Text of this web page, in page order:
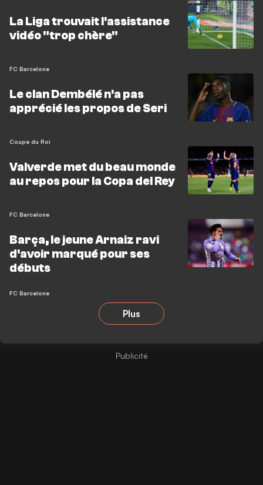
La Liga trouvait l'assistance
vidéo "trop chère"
FC Barcelone
Le clan Dembélé n'a pas
apprécié les propos de Seri
Coupe du Roi
Valverde met du beau monde
au repos pour la Copa del Rey
FC Barcelone
Barça, le jeune Arnaiz ravi
d'avoir marqué pour ses
débuts
FC Barcelone
Plus